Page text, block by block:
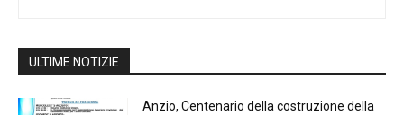
ULTIME NOTIZIE
Anzio, Centenario della costruzione della